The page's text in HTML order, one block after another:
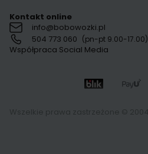
Kontakt online
info@bobowozki.pl
504 773 060 (pn-pt 9.00-17.00)
Współpraca Social Media